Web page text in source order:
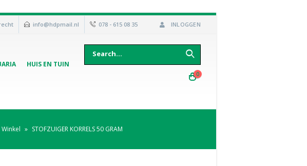
info@hdpmail.nl 078 - 615 08 35 INLOGGEN
HUIS EN TUIN
0
Winkel » STOFZUIGER KORRELS 50 GRAM